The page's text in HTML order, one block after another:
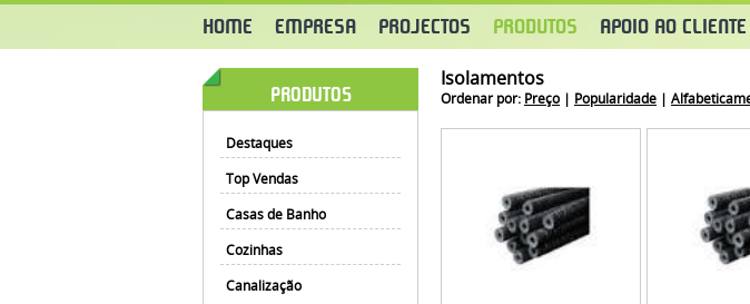
HOME EMPRESA PROJECTOS PRODUTOS APOIO AO CLIENTE
PRODUTOS
Destaques
Top Vendas
Casas de Banho
Cozinhas
Canalização
Isolamentos
Ordenar por: Preço | Popularidade |